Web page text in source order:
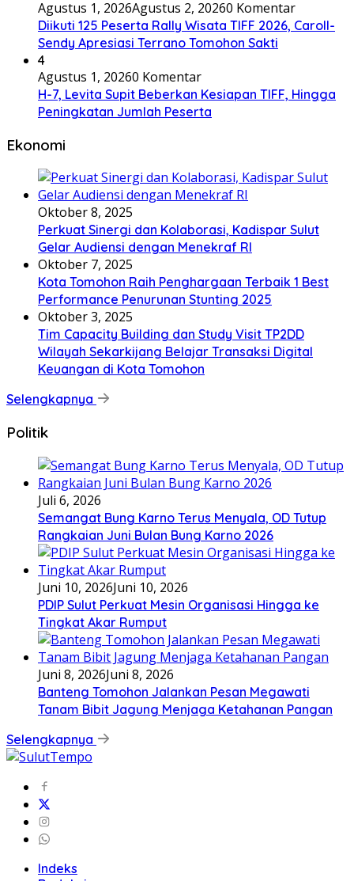
Agustus 1, 2026Agustus 2, 20260 Komentar
Diikuti 125 Peserta Rally Wisata TIFF 2026, Caroll-
Sendy Apresiasi Terrano Tomohon Sakti
4
Agustus 1, 20260 Komentar
H-7, Levita Supit Beberkan Kesiapan TIFF, Hingga
Peningkatan Jumlah Peserta
Ekonomi
Oktober 8, 2025
Perkuat Sinergi dan Kolaborasi, Kadispar Sulut
Gelar Audiensi dengan Menekraf RI
Oktober 7, 2025
Kota Tomohon Raih Penghargaan Terbaik 1 Best
Performance Penurunan Stunting 2025
Oktober 3, 2025
Tim Capacity Building dan Study Visit TP2DD
Wilayah Sekarkijang Belajar Transaksi Digital
Keuangan di Kota Tomohon
Selengkapnya
Politik
Juli 6, 2026
Semangat Bung Karno Terus Menyala, OD Tutup
Rangkaian Juni Bulan Bung Karno 2026
Juni 10, 2026Juni 10, 2026
PDIP Sulut Perkuat Mesin Organisasi Hingga ke
Tingkat Akar Rumput
Juni 8, 2026Juni 8, 2026
Banteng Tomohon Jalankan Pesan Megawati
Tanam Bibit Jagung Menjaga Ketahanan Pangan
Selengkapnya
Indeks